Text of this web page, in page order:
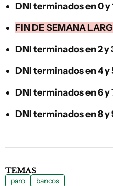
DNI terminados en 0 y
FIN DE SEMANA
DNI terminados en 2 y
DNI terminados en 4 y
DNI terminados en 6 y
DNI terminados en 8 y
TEMAS
paro bancos